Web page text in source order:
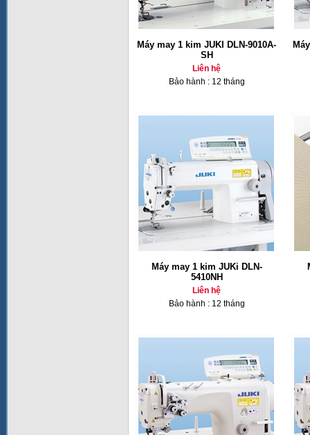
Máy may 1 kim JUKI DLN-9010A-
SH
Liên hệ
Bảo hành : 12 tháng
Máy may 1 kim JUKi DLN-
5410NH
Liên hệ
Bảo hành : 12 tháng